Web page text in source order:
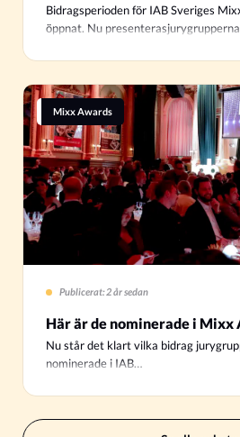
Bidragsperioden för IAB Sveriges
öppnat. Nu
Mixx Awards
Publicerat: 2 år sedan
Här är de nominerade i Mixx
Nu står det klart vilka bidrag
nominerade i IAB…